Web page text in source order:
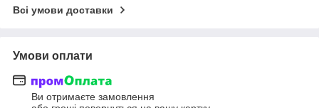
Всі умови доставки
Умови оплати
Ви отримаєте замовлення